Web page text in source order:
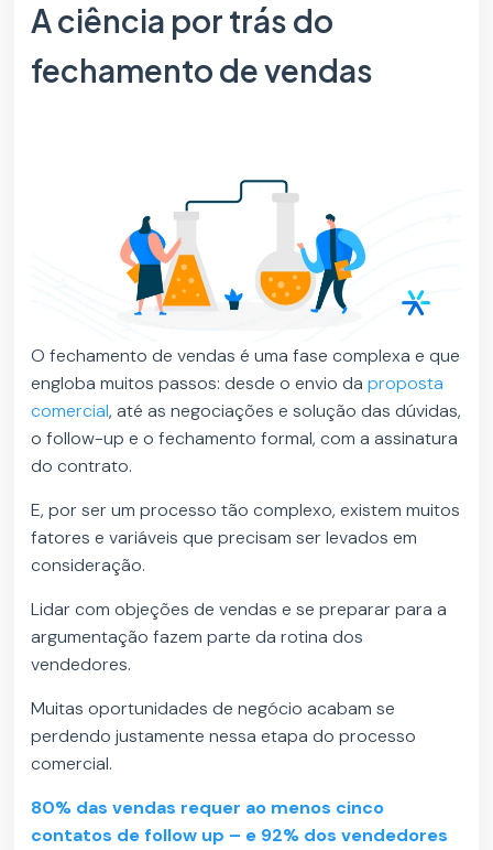
A ciência por trás do
fechamento de vendas
O fechamento de vendas é uma fase complexa e que
engloba muitos passos: desde o envio daproposta
comercial, até as negociações e solução das dúvidas,
o follow-up e o fechamento formal, com a assinatura
do contrato.
E, por ser um processo tão complexo, existem muitos
fatores e variáveis que precisam ser levados em
consideração.
Lidar com objeções de vendas e se preparar para a
argumentação fazem parte da rotina dos
vendedores.
Muitas oportunidades de negócio acabam se
perdendo justamente nessa etapa do processo
comercial.
80% das vendas requer ao menos cinco
contatos de follow up – e 92% dos vendedores